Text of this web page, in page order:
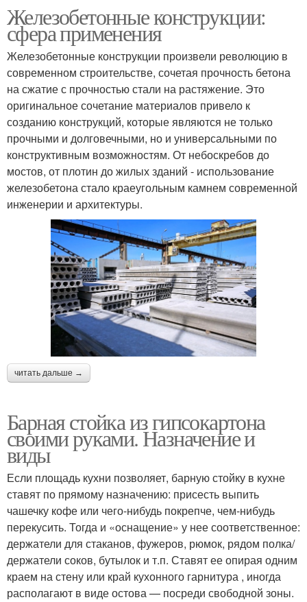
Железобетонные конструкции:
сфера применения
Железобетонные конструкции произвели революцию в
современном строительстве, сочетая прочность бетона
на сжатие с прочностью стали на растяжение. Это
оригинальное сочетание материалов привело к
созданию конструкций, которые являются не только
прочными и долговечными, но и универсальными по
конструктивным возможностям. От небоскребов до
мостов, от плотин до жилых зданий - использование
железобетона стало краеугольным камнем современной
инженерии и архитектуры.
читать дальше →
Барная стойка из гипсокартона
своими руками. Назначение и
виды
Если площадь кухни позволяет, барную стойку в кухне
ставят по прямому назначению: присесть выпить
чашечку кофе или чего-нибудь покрепче, чем-нибудь
перекусить. Тогда и «оснащение» у нее соответственное:
держатели для стаканов, фужеров, рюмок, рядом полка/
держатели соков, бутылок и т.п. Ставят ее опирая одним
краем на стену или край кухонного гарнитура , иногда
располагают в виде остова — посреди свободной зоны.